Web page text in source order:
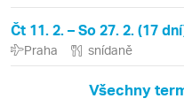
Čt 11. 2. – So 27. 2. (17
Praha snídaně
Všechny